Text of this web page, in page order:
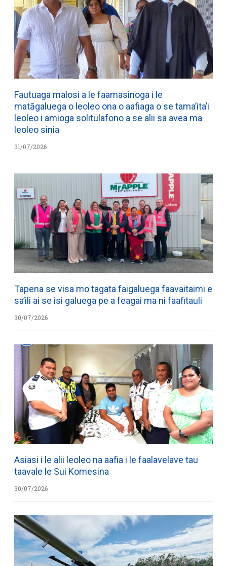
Fautuaga malosi a le faamasinoga i le
matāgaluega o leoleo ona o aafiaga o se tama’ita’i
leoleo i amioga solitulafono a se alii sa avea ma
leoleo sinia
31/07/2026
Tapena se visa mo tagata faigaluega faavaitaimi e
sa’ili ai se isi galuega pe a feagai ma ni faafitauli
30/07/2026
Asiasi i le alii leoleo na aafia i le faalavelave tau
taavale le Sui Komesina
30/07/2026